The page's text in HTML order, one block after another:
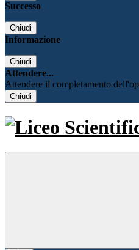
Successo
Chiudi
Informazione
Chiudi
Attendere...
Attendere il completamento
Chiudi